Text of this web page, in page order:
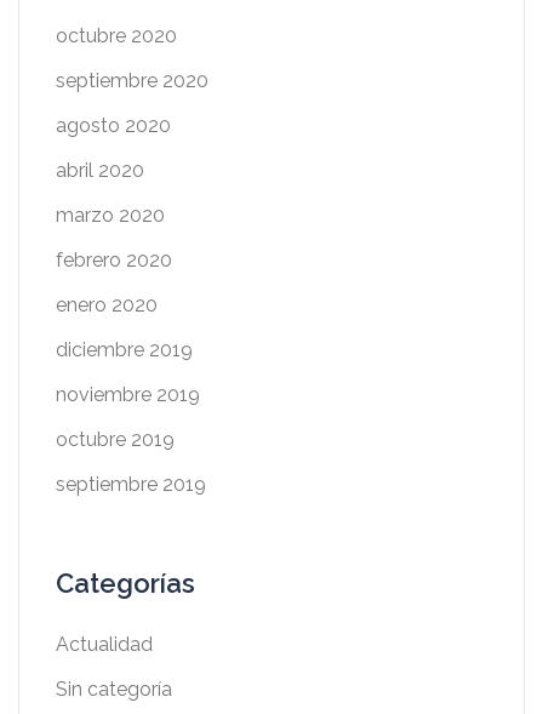
octubre 2020
septiembre 2020
agosto 2020
abril 2020
marzo 2020
febrero 2020
enero 2020
diciembre 2019
noviembre 2019
octubre 2019
septiembre 2019
Categorías
Actualidad
Sin categoría